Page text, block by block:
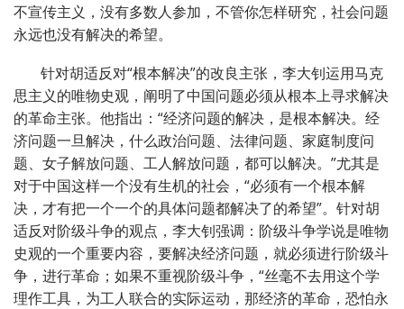
不宣传主义，没有多数人参加，不管你怎样研究，社会问题
永远也没有解决的希望。
针对胡适反对“根本解决”的改良主张，李大钊运用马克
思主义的唯物史观，阐明了中国问题必须从根本上寻求解决
的革命主张。他指出：“经济问题的解决，是根本解决。经
济问题一旦解决，什么政治问题、法律问题、家庭制度问
题、女子解放问题、工人解放问题，都可以解决。”尤其是
对于中国这样一个没有生机的社会，“必须有一个根本解
决，才有把一个一个的具体问题都解决了的希望”。针对胡
适反对阶级斗争的观点，李大钊强调：阶级斗争学说是唯物
史观的一个重要内容，要解决经济问题，就必须进行阶级斗
争，进行革命；如果不重视阶级斗争，“丝毫不去用这个学
理作工具，为工人联合的实际运动，那经济的革命，恐怕永